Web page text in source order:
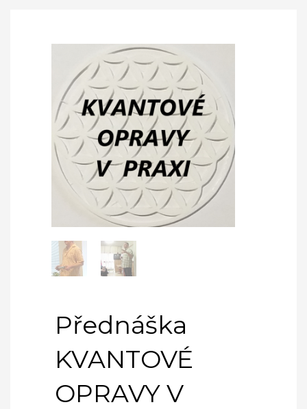
Přednáška
KVANTOVÉ
OPRAVY V